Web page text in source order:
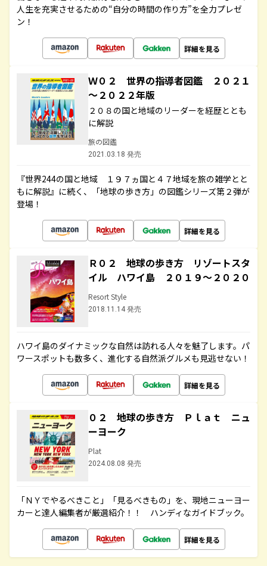
人生を充実させるための“自分の時間の作り方”を全力プレゼ
ン！
詳細を見る
Ｗ０２ 世界の指導者図鑑 ２０２１
～２０２２年版
２０８の国と地域のリーダーを経歴ととも
に解説
旅の図鑑
2021.03.18 発売
『世界244の国と地域 １９７ヵ国と４７地域を旅の雑学とと
もに解説』に続く、「地球の歩き方」の図鑑シリーズ第２弾が
登場！
詳細を見る
Ｒ０２ 地球の歩き方 リゾートスタ
イル ハワイ島 ２０１９～２０２０
Resort Style
2018.11.14 発売
ハワイ島のダイナミックな自然は訪れる人々を魅了します。パ
ワースポットも数多く、進化する自然派グルメも見逃せない！
詳細を見る
０２ 地球の歩き方 Ｐｌａｔ ニュ
ーヨーク
Plat
2024.08.08 発売
「ＮＹでやるべきこと」「見るべきもの」を、現地ニューヨー
カーと達人編集者が厳選紹介！！ ハンディなガイドブック。
詳細を見る